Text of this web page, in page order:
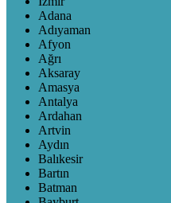
Adana
Adıyaman
Afyon
Ağrı
Aksaray
Amasya
Antalya
Ardahan
Artvin
Aydın
Balıkesir
Bartın
Batman